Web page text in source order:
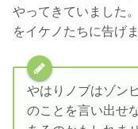
やってきていました
をイケノたちに告げま
やはりノブはゾン
のことを言い出せ